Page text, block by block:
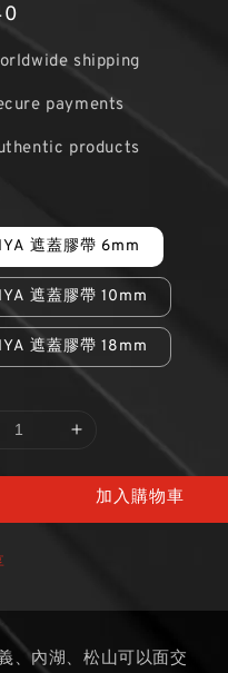
shipping
payments
products
遮蓋膠帶 6mm
遮蓋膠帶 10mm
遮蓋膠帶 18mm
加入購物車
、內湖、松山可以面交